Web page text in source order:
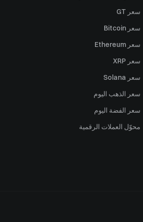
سعر GT
سعر Bitcoin
سعر Ethereum
سعر XRP
سعر Solana
سعر الذهب اليوم
سعر الفضة اليوم
محوّل العملات الرقمية